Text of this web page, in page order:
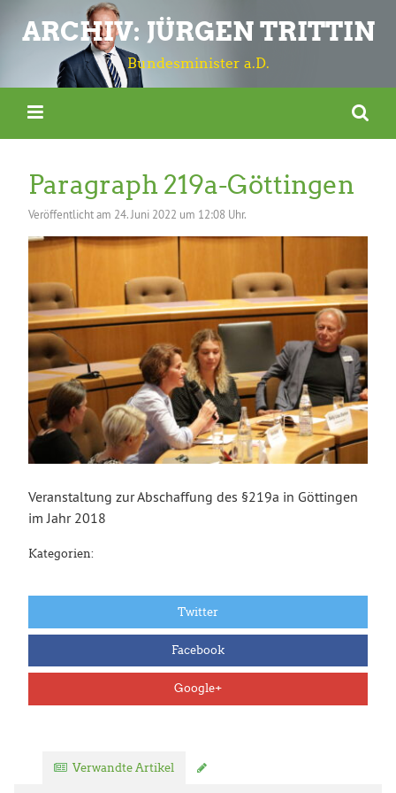
ARCHIV: JÜRGEN TRITTIN
Bundesminister a.D.
Paragraph 219a-Göttingen
Veröffentlicht am 24. Juni 2022 um 12:08 Uhr.
Veranstaltung zur Abschaffung des §219a in Göttingen
im Jahr 2018
Kategorien:
Twitter
Facebook
Google+
Verwandte Artikel